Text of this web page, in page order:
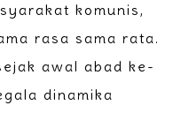
komunis,
rasa sama rata.
awal abad ke-
dinamika